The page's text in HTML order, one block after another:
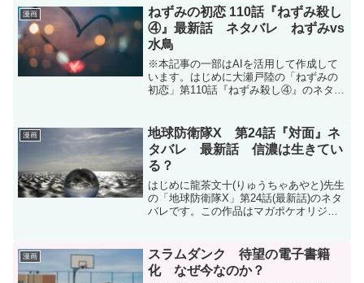
ガポケ | 少年マガジン公式無料漫画ア...
漫画
ねずみの初恋 110話『ねずみ殺し
④』最新話 ネタバレ ねずみvs
水鳥
※本記事の一部はAIを活用して作成して
います。はじめに大瀬戸陸の「ねずみの
初恋」第110話『ねずみ殺し④』のネタバ
す。次号発売は2026年7月6日予定です。
掲載誌↓ヤング...
漫画
地球防衛隊X 第24話『対面』ネ
タバレ 最新話 信濃は生きてい
る？
はじめに龍茶文十(りゅうちゃあやと)先生
の「地球防衛隊X」第24話(最新話)のネタ
バレです。この作品はマガポケオリジナ
ポケ現在コミックスは2巻まで発売中...
漫画
スラムダンク 待望の電子書籍
化 なぜ今なのか？